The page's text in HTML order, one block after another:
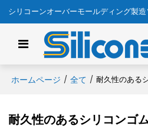
シリコーンオーバーモールディング製
ホームページ / 全て / 耐久性のある
耐久性のあるシリコンゴ